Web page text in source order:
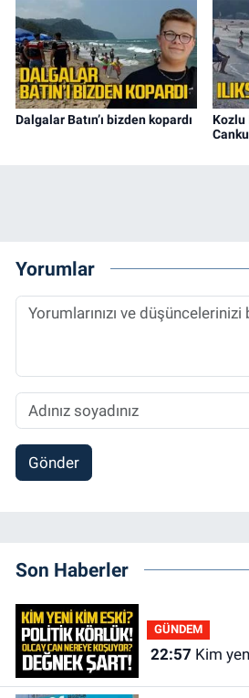
Dalgalar Batın’ı bizden kopardı
Kozlu
Yorumlar
Gönder
Son Haberler
GÜNDEM
22:57 Kim